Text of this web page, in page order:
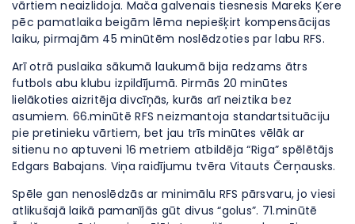
vārtiem neaizlidoja. Mača galvenais tiesnesis Mareks Ķere
pēc pamatlaika beigām lēma nepiešķirt kompensācijas
laiku, pirmajām 45 minūtēm noslēdzoties par labu RFS.
Arī otrā puslaika sākumā laukumā bija redzams ātrs
futbols abu klubu izpildījumā. Pirmās 20 minūtes
lielākoties aizritēja divcīņās, kurās arī neiztika bez
asumiem. 66.minūtē RFS neizmantoja standartsituāciju
pie pretinieku vārtiem, bet jau trīs minūtes vēlāk ar
sitienu no aptuveni 16 metriem atbildēja “Riga” spēlētājs
Edgars Babajans. Viņa raidījumu tvēra Vitauts Čerņausks.
Spēle gan nenoslēdzās ar minimālu RFS pārsvaru, jo viesi
atlikušajā laikā pamanījās gūt divus “golus”. 71.minūtē